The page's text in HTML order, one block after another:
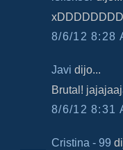
8/6/12 8:28
Javi dijo...
Brutal!
8/6/12 8:31
Cristina - 99